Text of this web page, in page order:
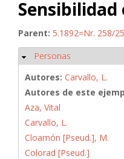
Parent: 5.1892=Nr. 258/
Ocultar
Personas
Autores: Carvallo, L.
Autores de este
Aza, Vital
Carvallo, L.
Cloamón [Pseud.], M.
Colorad [Pseud.]